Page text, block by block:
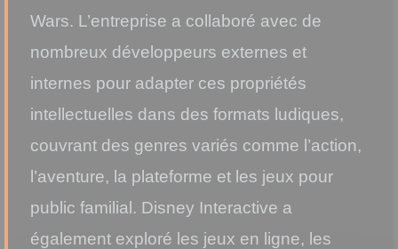
Wars. L’entreprise a collaboré avec de
nombreux développeurs externes et
internes pour adapter ces propriétés
intellectuelles dans des formats ludiques,
couvrant des genres variés comme l’action,
l’aventure, la plateforme et les jeux pour
public familial. Disney Interactive a
également exploré les jeux en ligne, les